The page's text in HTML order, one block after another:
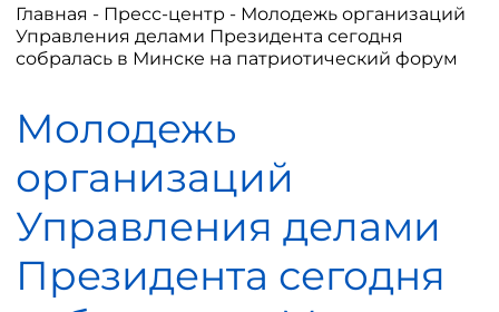
Главная - Пресс-центр - Молодежь организаций
Управления делами Президента сегодня
собралась в Минске на патриотический форум
Молодежь
организаций
Управления делами
Президента сегодня